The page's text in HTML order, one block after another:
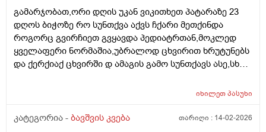
გამარჯობათ,ორი დღის უკან ვიკითხეთ პატარაზე 23
დღოს ბიჭოზე რო სუნთქვა აქვს ჩქარი მეთქინდა
როგორც გვირჩიეთ გვყავდა პედიატრთან,მოკლედ
ყველაფერი ნორმაშია,უბრალოდ ცხვირით ხრუტუნებს
და ქერქიაქ ცხვირში დ ამაგის გამო სუნთქავს ასე,სხვა
დღის 4.600 დღეს ავწონეთ,ჭამს სიმილაკ გოლდ 1.
კიდევ უნდა,ამ საღამოთი არაფრით არ დაიძინა,90
იხილეთპასუხი
კატეგორია - ბავშვის კვება თარიღი : 14-02-2026